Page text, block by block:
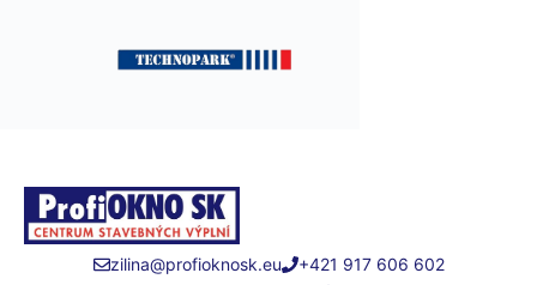
zilina@profioknosk.eu
+421 917 606 602